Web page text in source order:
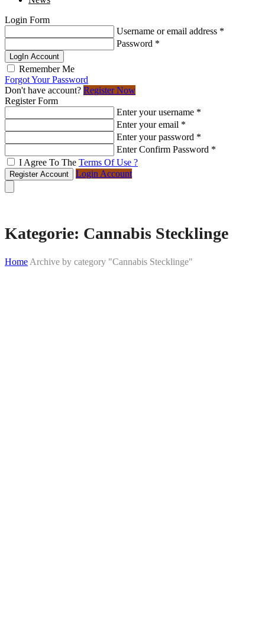
Login Form
Username or email address *
Password *
LogIn Account
Remember Me
Forgot Your Password
Don't have account? Register Now
Register Form
Enter your username *
Enter your email *
Enter your password *
Enter Confirm Password *
I Agree To The Terms Of Use ?
Register Account Login Account
Kategorie: Cannabis Stecklinge
HomeArchive by category "Cannabis Stecklinge"